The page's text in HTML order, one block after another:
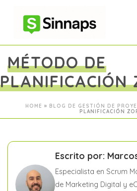
MÉTODO DE
PLANIFICACIÓN
HOME » BLOG DE GESTIÓN DE
PLANIFICACIÓN
Escrito por:
Especialista en Scrum
de Marketing Digital y